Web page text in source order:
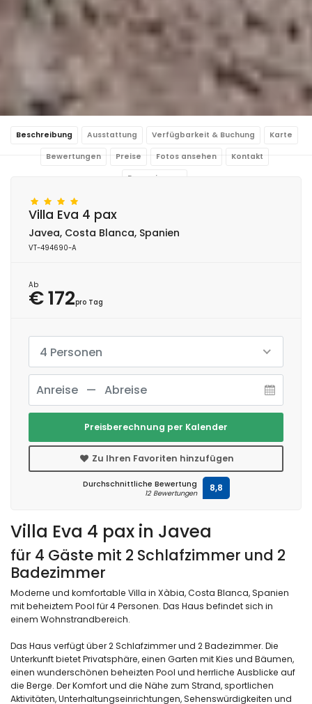
Beschreibung Ausstattung Verfügbarkeit & Buchung Karte
Bewertungen Preise Fotos ansehen Kontakt
Reservierung
Villa Eva 4 pax in Javea
für 4 Gäste mit 2 Schlafzimmer und 2
Badezimmer
Moderne und komfortable Villa in Xàbia, Costa Blanca, Spanien
mit beheiztem Pool für 4 Personen. Das Haus befindet sich in
einem Wohnstrandbereich.
Das Haus verfügt über 2 Schlafzimmer und 2 Badezimmer. Die
Unterkunft bietet Privatsphäre, einen Garten mit Kies und Bäumen,
einen wunderschönen beheizten Pool und herrliche Ausblicke auf
die Berge. Der Komfort und die Nähe zum Strand, sportlichen
Aktivitäten, Unterhaltungseinrichtungen, Sehenswürdigkeiten und
Villa Eva 4 pax
Javea, Costa Blanca, Spanien
VT-494690-A
Ab
€ 172pro Tag
4 Personen
Preisberechnung per Kalender
Zu Ihren Favoriten hinzufügen
Durchschnittliche Bewertung
12 Bewertungen 8,8